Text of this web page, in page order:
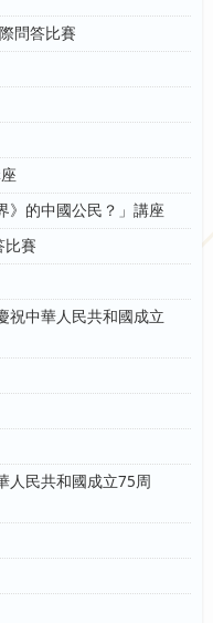
問答比賽
》的中國公民？」講座
比賽
祝中華人民共和國成立
人民共和國成立75周